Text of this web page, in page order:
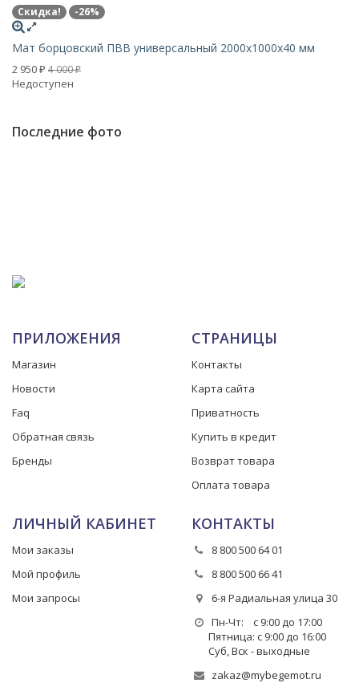
Скидка! -26%
Мат борцовский ПВВ универсальный 2000х1000х40 мм
2 950 ₽ 4 000₽
Недоступен
Последние фото
ПРИЛОЖЕНИЯ
Магазин
Новости
Faq
Обратная связь
Бренды
СТРАНИЦЫ
Контакты
Карта сайта
Приватность
Купить в кредит
Возврат товара
Оплата товара
ЛИЧНЫЙ КАБИНЕТ
Мои заказы
Мой профиль
Мои запросы
КОНТАКТЫ
8 800 500 64 01
8 800 500 66 41
6-я Радиальная улица 30
Пн-Чт: с 9:00 до 17:00
Пятница: с 9:00 до 16:00
Суб, Вск - выходные
zakaz@mybegemot.ru